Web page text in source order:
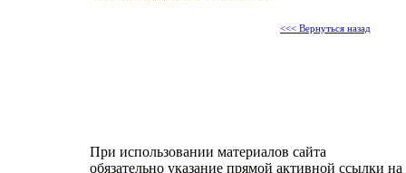
<<< Вернуться назад
При использовании материалов сайта
обязательно указание прямой активной ссылки на